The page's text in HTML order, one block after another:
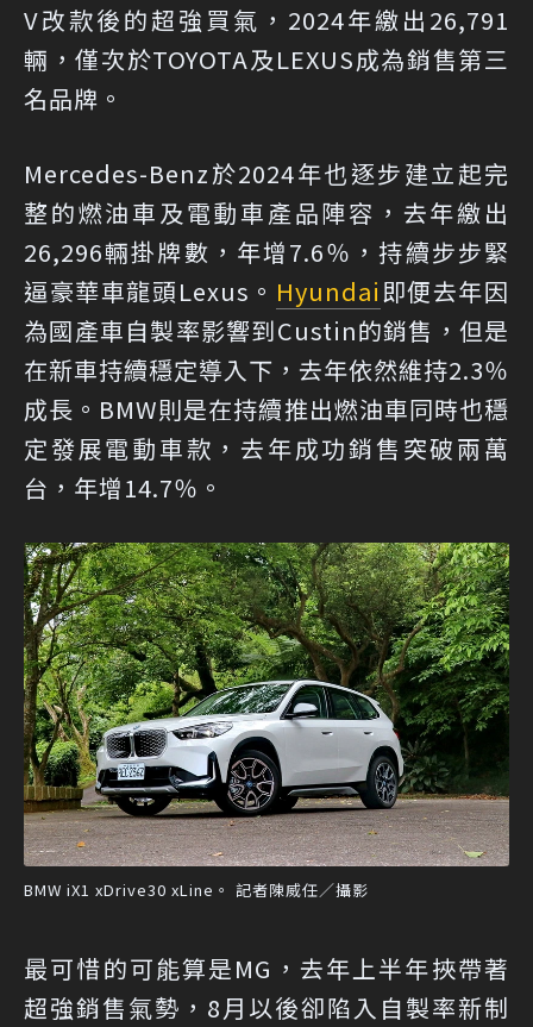
V改款後的超強買氣，2024年繳出26,791
輛，僅次於TOYOTA及LEXUS成為銷售第三
名品牌。
Mercedes-Benz於2024年也逐步建立起完
整的燃油車及電動車產品陣容，去年繳出
26,296輛掛牌數，年增7.6％，持續步步緊
逼豪華車龍頭Lexus。 Hyundai即便去年因
為國產車自製率影響到Custin的銷售，但是
在新車持續穩定導入下，去年依然維持2.3％
成長。BMW則是在持續推出燃油車同時也穩
定發展電動車款，去年成功銷售突破兩萬
台，年增14.7％。
BMW iX1 xDrive30 xLine。 記者陳威任／攝影
最可惜的可能算是MG，去年上半年挾帶著
超強銷售氣勢，8月以後卻陷入自製率新制